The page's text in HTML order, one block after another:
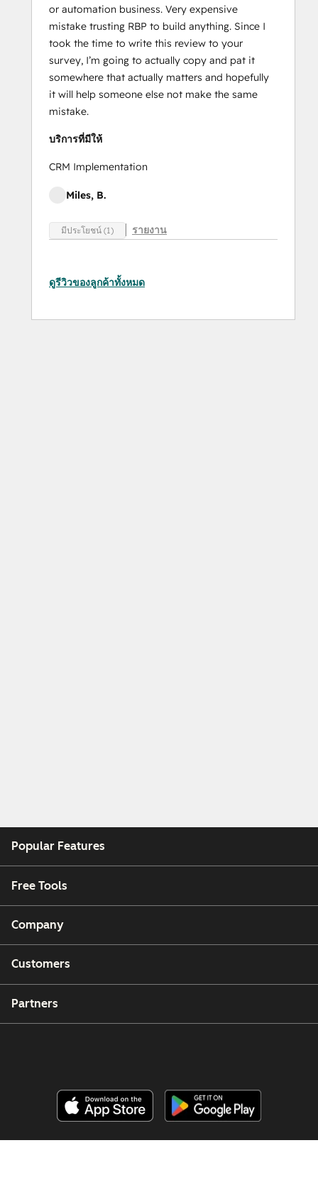
or automation business. Very expensive
mistake trusting RBP to build anything. Since I
took the time to write this review to your
survey, I’m going to actually copy and pat it
somewhere that actually matters and hopefully
it will help someone else not make the same
mistake.
บริการที่มีให้
CRM Implementation
Miles, B.
มีประโยชน์ (1) รายงาน
ดูรีวิวของลูกค้าทั้งหมด
Popular Features
Free Tools
Company
Customers
Partners